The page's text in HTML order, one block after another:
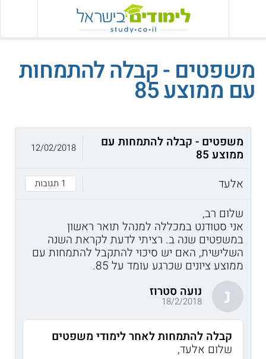
משפטים - קבלה להתמחות
עם ממוצע 85
משפטים - קבלה להתמחות עם
ממוצע 85
אלעד
1 תגובות
12/02/2018
שלום רב,
אני סטודנט במכללה למנהל תואר ראשון
במשפטים שנה ב. רציתי לדעת לקראת השנה
השלישית, האם יש סיכוי להתקבל להתמחות עם
ממוצע ציונים שכרגע עומד על 85.
נ נועה סטרוז
18/2/2018
קבלה להתמחות לאחר לימודי משפטים
שלום אלעד,